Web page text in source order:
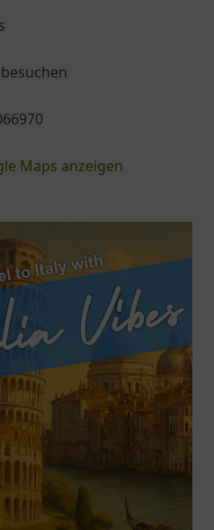
Maps anzeigen